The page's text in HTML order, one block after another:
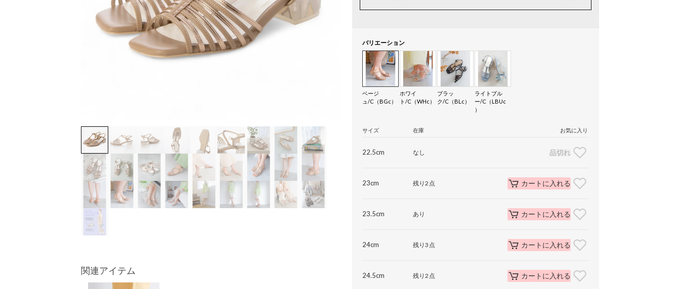
関連アイテム
バリエーション
ベージ
ュ/C（BGc）
ホワイ
ト/C（WHc）
ブラッ
ク/C（BLc）
ライトブル
ー/C（LBUc
）
サイズ 在庫 お気に入り
22.5cm なし 品切れ
23cm 残り2点 カートに入れる
23.5cm あり カートに入れる
24cm 残り3点 カートに入れる
24.5cm 残り2点 カートに入れる